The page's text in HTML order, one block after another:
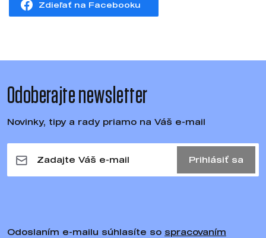
Zdieľať na Facebooku
Odoberajte newsletter
Novinky, tipy a rady priamo na Váš e-mail
Prihlásiť sa
Odoslaním e-mailu súhlasíte so spracovaním